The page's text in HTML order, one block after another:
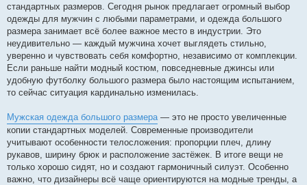
стандартных размеров. Сегодня рынок предлагает огромный выбор
одежды для мужчин с любыми параметрами, и одежда большого
размера занимает всё более важное место в индустрии. Это
неудивительно — каждый мужчина хочет выглядеть стильно,
уверенно и чувствовать себя комфортно, независимо от комплекции.
Если раньше найти модный костюм, повседневные джинсы или
удобную футболку большого размера было настоящим испытанием,
то сейчас ситуация кардинально изменилась.
Мужская одежда большого размера — это не просто увеличенные
копии стандартных моделей. Современные производители
учитывают особенности телосложения: пропорции плеч, длину
рукавов, ширину брюк и расположение застёжек. В итоге вещи не
только хорошо сидят, но и создают гармоничный силуэт. Особенно
важно, что дизайнеры всё чаще ориентируются на модные тренды, а